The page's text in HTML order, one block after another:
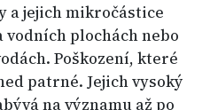
a jejich mikročástice
plochách nebo
Poškození, které
patrné. Jejich vysoký
na významu až po